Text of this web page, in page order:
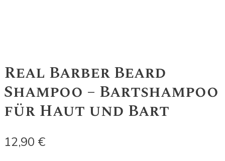
Real Barber Beard
Shampoo – Bartshampoo
für Haut und Bart
12,90 €